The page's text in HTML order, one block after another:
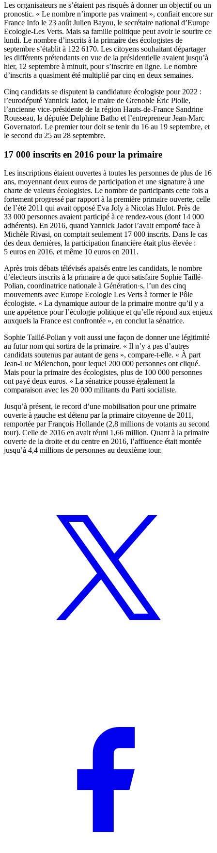
Les organisateurs ne s’étaient pas risqués à donner un objectif ou un
pronostic. « Le nombre n’importe pas vraiment », confiait encore sur
France Info le 23 août Julien Bayou, le secrétaire national d’Europe
Ecologie-Les Verts. Mais sa famille politique peut avoir le sourire ce
lundi. Le nombre d’inscrits à la primaire des écologistes de
septembre s’établit à 122 6170. Les citoyens souhaitant départager
les différents prétendants en vue de la présidentielle avaient jusqu’à
hier, 12 septembre à minuit, pour s’inscrire en ligne. Le nombre
d’inscrits a quasiment été multiplié par cinq en deux semaines.
Cinq candidats se disputent la candidature écologiste pour 2022 :
l’eurodéputé Yannick Jadot, le maire de Grenoble Éric Piolle,
l’ancienne vice-présidente de la région Hauts-de-France Sandrine
Rousseau, la députée Delphine Batho et l’entrepreneur Jean-Marc
Governatori. Le premier tour doit se tenir du 16 au 19 septembre, et
le second du 25 au 28 septembre.
17 000 inscrits en 2016 pour la primaire
Les inscriptions étaient ouvertes à toutes les personnes de plus de 16
ans, moyennant deux euros de participation et une signature à une
charte de valeurs écologistes. Le nombre de participants cette fois a
fortement progressé par rapport à la première primaire ouverte, celle
de l’été 2011 qui avait opposé Eva Joly à Nicolas Hulot. Près de
33 000 personnes avaient participé à ce rendez-vous (dont 14 000
adhérents). En 2016, quand Yannick Jadot l’avait emporté face à
Michèle Rivasi, on comptait seulement 17 000 inscrits. Dans le cas
des deux dernières, la participation financière était plus élevée :
5 euros en 2016, et même 10 euros en 2011.
Après trois débats télévisés apaisés entre les candidats, le nombre
d’électeurs inscrits à la primaire a de quoi satisfaire Sophie Taillé-
Polian, coordinatrice nationale à Génération·s, l’un des cinq
mouvements avec Europe Ecologie Les Verts à former le Pôle
écologiste. « La dynamique autour de la primaire montre qu’il y a
une appétence pour l’écologie politique et qu’elle répond aux enjeux
auxquels la France est confrontée », en conclut la sénatrice.
Sophie Taillé-Polian y voit aussi une façon de donner une légitimité
au futur nom qui sortira de la primaire. « Il n’y a pas d’autres
candidats soutenus par autant de gens », compare-t-elle. « À part
Jean-Luc Mélenchon, pour lequel 200 000 personnes ont cliqué.
Mais pour la primaire des écologistes, plus de 100 000 personnes
ont payé deux euros. » La sénatrice pousse également la
comparaison avec les 20 000 militants du Parti socialiste.
Jusqu’à présent, le record d’une mobilisation pour une primaire
ouverte à gauche est détenu par la primaire citoyenne de 2011,
remportée par François Hollande (2,8 millions de votants au second
tour). Celle de 2016 en avait réuni 1,66 million. Quant à la primaire
ouverte de la droite et du centre en 2016, l’affluence était montée
jusqu’à 4,4 millions de personnes au deuxième tour.